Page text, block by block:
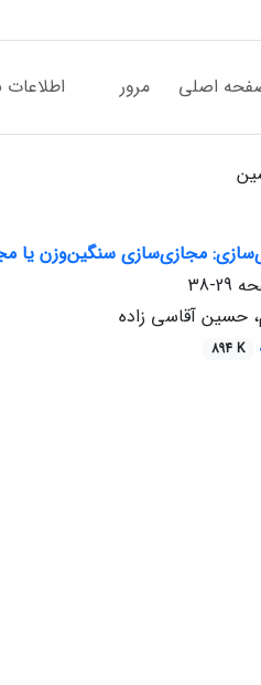
اصلی مرور اطلاعات
مجازی‌سازی سنگین‌وزن یا
29-38
حسین آقاسی زاده
894 K